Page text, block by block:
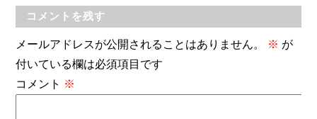
コメントを残す
メールアドレスが公開されることはありません。 ※ が
付いている欄は必須項目です
コメント ※